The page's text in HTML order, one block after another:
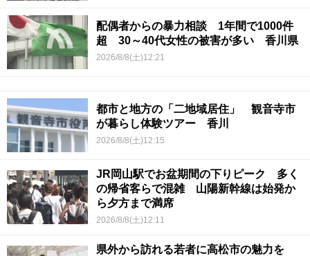
配偶者からの暴力相談 1年間で1000件
超 30～40代女性の被害が多い 香川県
2026/8/8(土)12:21
都市と地方の「二地域居住」 観音寺市
が暮らし体験ツアー 香川
2026/8/8(土)12:15
JR岡山駅でお盆期間の下りピーク 多く
の帰省客らで混雑 山陽新幹線は始発か
ら夕方まで満席
2026/8/8(土)12:11
県外から訪れる若者に高松市の魅力を